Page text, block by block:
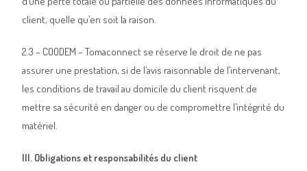
client, quelle qu’en soit la raison.
2.3 – COODEM – Tomaconnect se réserve le droit de ne pas
assurer une prestation, si de l’avis raisonnable de l’intervenant,
les conditions de travail au domicile du client risquent de
mettre sa sécurité en danger ou de compromettre l’intégrité du
matériel.
III. Obligations et responsabilités du client